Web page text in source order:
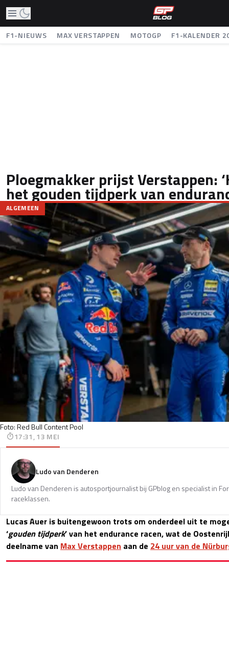
F1-NIEUWS MAX VERSTAPPEN MOTOGP F1-KALENDER
Ploegmakker prijst Verstappen:
het gouden tijdperk van
Foto: Red Bull Content Pool
ALGEMEEN
17:31, 13 MEI
Ludo van Denderen
Ludo van Denderen is autosportjournalist bij GPblog en specialist in
raceklassen.
Lucas Auer is buitengewoon trots om onderdeel uit te
‘gouden tijdperk’ van het endurance racen, wat de
deelname van Max Verstappen aan de 24 uur van de